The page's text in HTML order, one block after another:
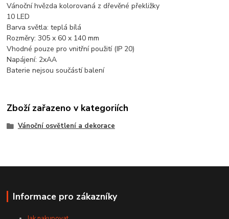
Vánoční hvězda kolorovaná z dřevěné překližky
10 LED
Barva světla: teplá bílá
Rozměry: 305 x 60 x 140 mm
Vhodné pouze pro vnitřní použití (IP 20)
Napájení: 2xAA
Baterie nejsou součástí balení
Zboží zařazeno v kategoriích
Vánoční osvětlení a dekorace
Informace pro zákazníky